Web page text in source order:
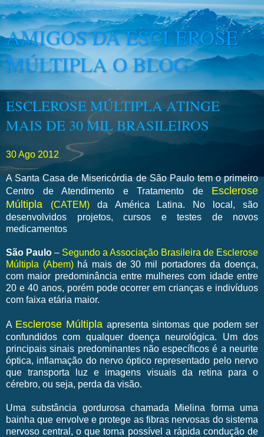
AMIGOS DA ESCLEROSE
MÚLTIPLA O BLOG
ESCLEROSE MÚLTIPLA ATINGE
MAIS DE 30 MIL BRASILEIROS
30 Ago 2012
A Santa Casa de Misericórdia de São Paulo tem o primeiro
Centro de Atendimento e Tratamento de Esclerose
Múltipla
(CATEM) da América Latina. No local, são
desenvolvidos projetos, cursos e testes de novos
medicamentos
São Paulo – Segundo a Associação Brasileira de Esclerose
Múltipla (Abem)há mais de 30 mil portadores da doença,
com maior predominância entre mulheres com idade entre
20 e 40 anos, porém pode ocorrer em crianças e indivíduos
com faixa etária maior.
A Esclerose Múltipla apresenta sintomas que podem ser
confundidos com qualquer doença neurológica. Um dos
principais sinais predominantes não específicos é a neurite
óptica, inflamação do nervo óptico representado pelo nervo
que transporta luz e imagens visuais da retina para o
cérebro, ou seja, perda da visão.
Uma substância gordurosa chamada Mielina forma uma
bainha que envolve e protege as fibras nervosas do sistema
nervoso central, o que torna possível a rápida condução de